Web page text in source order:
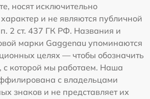
носят исключительно
и не являются публичной
2 ст. 437 ГК РФ. Названия и
марки Gaggenau упоминаются
целях — чтобы обозначить
с которой мы работаем. Наша
с владельцами
знаков и не представляет их